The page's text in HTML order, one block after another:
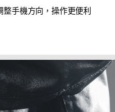
手機方向，操作更便利